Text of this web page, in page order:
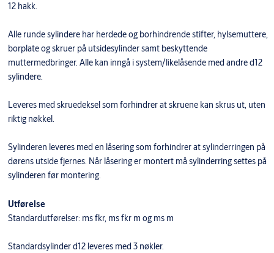
12 hakk.
Alle runde sylindere har herdede og borhindrende stifter, hylsemuttere,
borplate og skruer på utsidesylinder samt beskyttende
muttermedbringer. Alle kan inngå i system/likelåsende med andre d12
sylindere.
Leveres med skruedeksel som forhindrer at skruene kan skrus ut, uten
riktig nøkkel.
Sylinderen leveres med en låsering som forhindrer at sylinderringen på
dørens utside fjernes. Når låsering er montert må sylinderring settes på
sylinderen før montering.
Utførelse
Standardutførelser: ms fkr, ms fkr m og ms m
Standardsylinder d12 leveres med 3 nøkler.